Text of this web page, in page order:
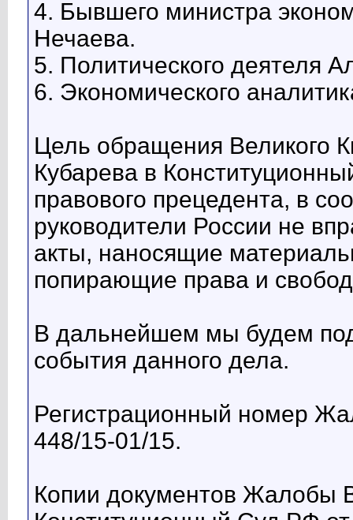
4. Бывшего министра
Нечаева.
5. Политического деятеля
6. Экономического
Цель обращения Великого
Кубарева в
правового прецедента, в
руководители России не
акты, наносящие
попирающие права и
В дальнейшем мы будем
события данного дела.
Регистрационный номер
448/15-01/15.
Копии документов Жалобы